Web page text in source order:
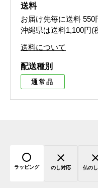
送料
お届け先毎に送料 550
沖縄県は送料1,100円(
送料について
配送種別
通常品
ラッピング のし対応 仏の